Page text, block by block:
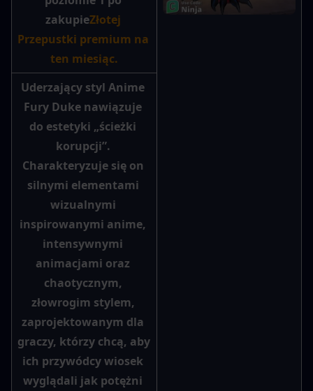
zakupieZłotej
Przepustki premium na
ten miesiąc.
Uderzający styl Anime
Fury Duke nawiązuje
do estetyki „ścieżki
korupcji”.
Charakteryzuje się on
silnymi elementami
wizualnymi
inspirowanymi anime,
intensywnymi
animacjami oraz
chaotycznym,
złowrogim stylem,
zaprojektowanym dla
graczy, którzy chcą, aby
ich przywódcy wiosek
wyglądali jak potężni